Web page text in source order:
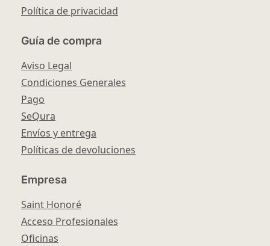
Política de privacidad
Guía de compra
Aviso Legal
Condiciones Generales
Pago
SeQura
Envíos y entrega
Políticas de devoluciones
Empresa
Saint Honoré
Acceso Profesionales
Oficinas